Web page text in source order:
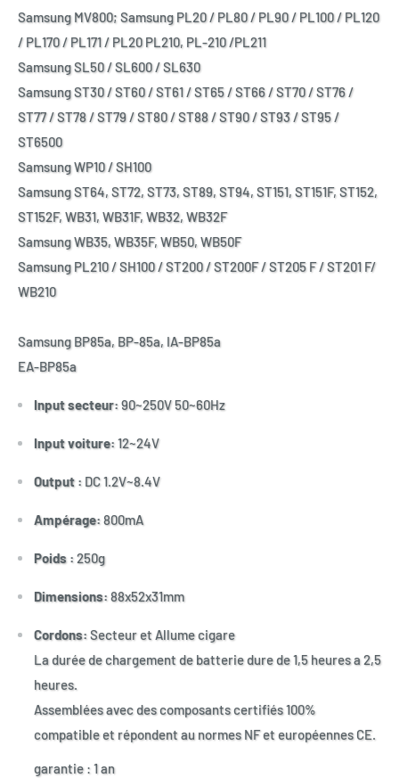
Samsung MV800; Samsung PL20 / PL80 / PL90 / PL100 / PL120
/ PL170 / PL171 / PL20 PL210, PL-210 /PL211
Samsung SL50 / SL600 / SL630
Samsung ST30 / ST60 / ST61 / ST65 / ST66 / ST70 / ST76 /
ST77 / ST78 / ST79 / ST80 / ST88 / ST90 / ST93 / ST95 /
ST6500
Samsung WP10 / SH100
Samsung ST64, ST72, ST73, ST89, ST94, ST151, ST151F, ST152,
ST152F, WB31, WB31F, WB32, WB32F
Samsung WB35, WB35F, WB50, WB50F
Samsung PL210 / SH100 / ST200 / ST200F / ST205 F / ST201 F/
WB210
Samsung BP85a, BP-85a, IA-BP85a
EA-BP85a
Input secteur:90~250V 50~60Hz
Input voiture:12~24V
Output : DC 1.2V~8.4V
Ampérage:800mA
Poids :250g
Dimensions:88x52x31mm
Cordons:Secteur et Allume cigare
La durée de chargement de batterie dure de 1,5 heures a 2,5
heures.
Assemblées avec des composants certifiés 100%
compatible et répondent au normes NF et européennes CE.
garantie : 1 an